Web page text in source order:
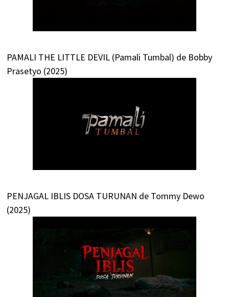
PAMALI THE LITTLE DEVIL (Pamali Tumbal) de Bobby
Prasetyo (2025)
PENJAGAL IBLIS DOSA TURUNAN de Tommy Dewo
(2025)